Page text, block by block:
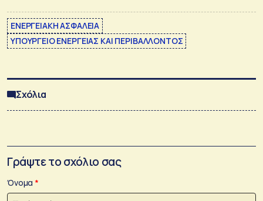
ΕΝΕΡΓΕΙΑΚΗ ΑΣΦΑΛΕΙΑ
ΥΠΟΥΡΓΕΙΟ ΕΝΕΡΓΕΙΑΣ ΚΑΙ ΠΕΡΙΒΑΛΛΟΝΤΟΣ
Σχόλια
Γράψτε το σχόλιο σας
Όνομα